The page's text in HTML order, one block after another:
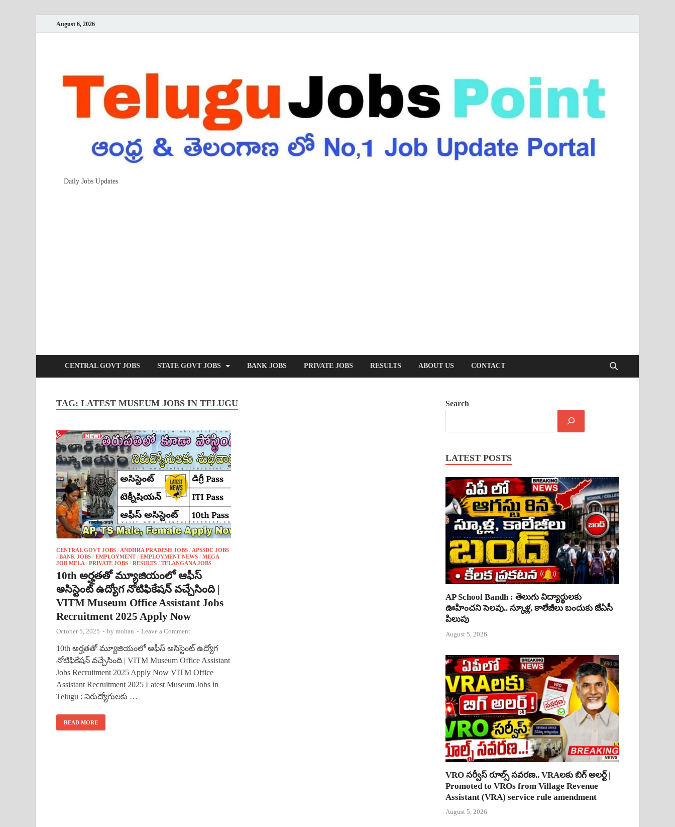
August 6, 2026
Daily Jobs Updates
CENTRAL GOVT JOBS STATE GOVT JOBS BANK JOBS PRIVATE JOBS RESULTS ABOUT US CONTACT
TAG: LATEST MUSEUM JOBS IN TELUGU
CENTRAL GOVT JOBS / ANDHRA PRADESH JOBS / APSSDC JOBS
/ BANK JOBS / EMPLOYMENT/ EMPLOYMENT NEWS / MEGA
JOB MELA / PRIVATE JOBS / RESULTS / TELANGANA JOBS
10th అర్హతతో మ్యూజియంలో ఆఫీస్
అసిస్టెంట్ ఉద్యోగ నోటిఫికేషన్ వచ్చేసింది |
VITM Museum Office Assistant Jobs
Recruitment 2025 Apply Now
October 5, 2025 - by mohan - Leave a Comment
10th అర్హతతో మ్యూజియంలో ఆఫీస్ అసిస్టెంట్ ఉద్యోగ
నోటిఫికేషన్ వచ్చేసింది | VITM Museum Office Assistant
Jobs Recruitment 2025 Apply Now VITM Office
Assistant Recruitment 2025 Latest Museum Jobs in
Telugu : నిరుద్యోగులకు …
READ MORE
Search
LATEST POSTS
AP School Bandh : తెలుగు విద్యార్థులకు
ఊహించని సెలవు.. స్కూళ్ల, కాలేజీలు బందుకు జేఏసీ
పిలుపు
August 5, 2026
VRO సర్వీస్ రూల్స్ సవరణ.. VRAలకు బిగ్ అలర్ట్ |
Promoted to VROs from Village Revenue
Assistant (VRA) service rule amendment
August 5, 2026